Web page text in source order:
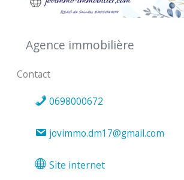
Agence immobilière
Contact
0698000672
jovimmo.dm17@gmail.com
Site internet